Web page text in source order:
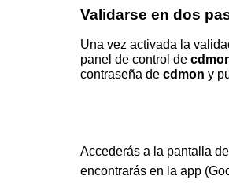
Validarse en dos
Una vez activada la
panel de control de
contraseña de cdmon y
Accederás a la pantalla
encontrarás en la app